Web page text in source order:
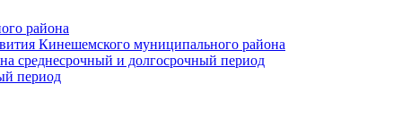
района
Кинешемского муниципального района
среднесрочный и долгосрочный период
период